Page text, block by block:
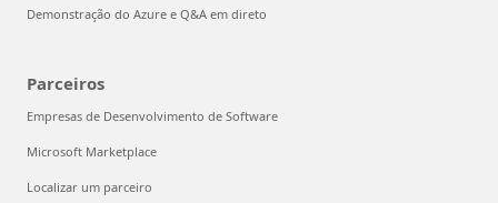
Demonstração do Azure e Q&A em direto
Parceiros
Empresas de Desenvolvimento de Software
Microsoft Marketplace
Localizar um parceiro